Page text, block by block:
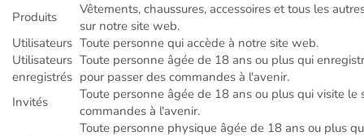
Produits
Vêtements, chaussures, accessoires et tous les
sur notre site web.
Utilisateurs Toute personne qui accède à notre site web.
Utilisateurs
enregistrés
Toute personne âgée de 18 ans ou plus qui
pour passer des commandes à l'avenir.
Invités
Toute personne âgée de 18 ans ou plus qui visite le
commandes à l'avenir.
Toute personne physique âgée de 18 ans ou plus